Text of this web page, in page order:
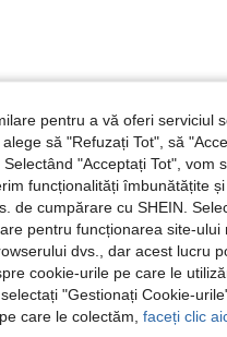
Util (0)
pentru a vă oferi serviciul
să "Refuzați Tot", să
"Acceptați Tot", vom
funcționalități îmbunătățite
de cumpărare cu SHEIN.
pentru funcționarea site-ului
dvs., dar acest lucru
cookie-urile pe care le
"Gestionați Cookie-
care le colectăm, faceți clic